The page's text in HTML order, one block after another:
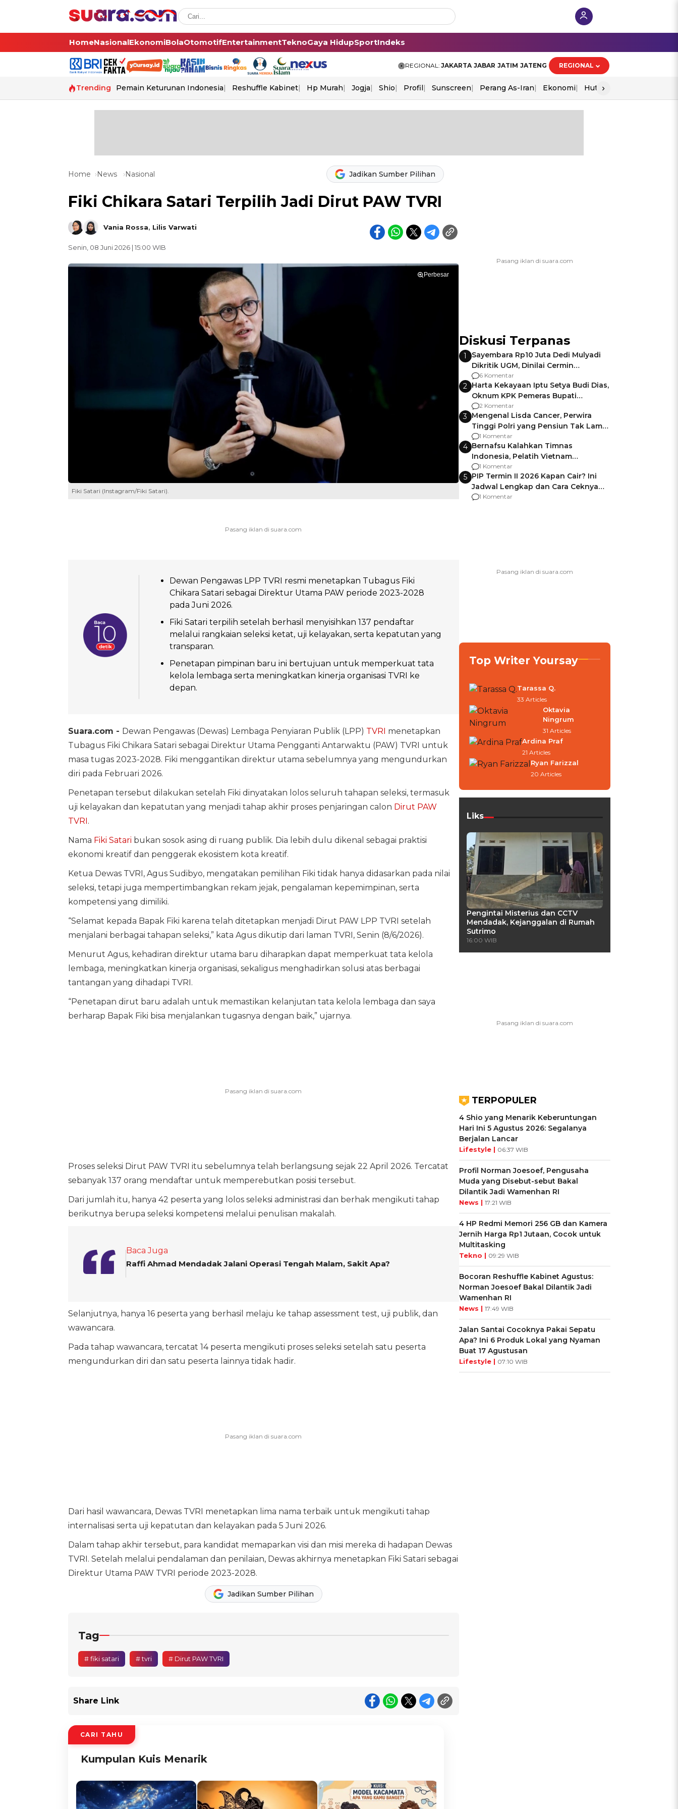
HomeNasionalEkonomiBolaOtomotifEntertainmentTeknoGaya HidupSportIndeks
REGIONAL: JAKARTA JABAR JATIM JATENG REGIONAL
Trending Pemain Keturunan Indonesia Reshuffle Kabinet Hp Murah Jogja Shio Profil Sunscreen Perang As-Iran Ekonomi Hut Ri
›
Home News Nasional Jadikan Sumber Pilihan
Fiki Chikara Satari Terpilih Jadi Dirut PAW TVRI
Vania Rossa, Lilis Varwati
Senin, 08 Juni 2026 | 15:00 WIB
Perbesar
Fiki Satari (Instagram/Fiki Satari).
Dewan Pengawas LPP TVRI resmi menetapkan Tubagus Fiki
Chikara Satari sebagai Direktur Utama PAW periode 2023-2028
pada Juni 2026.
Fiki Satari terpilih setelah berhasil menyisihkan 137 pendaftar
melalui rangkaian seleksi ketat, uji kelayakan, serta kepatutan yang
transparan.
Penetapan pimpinan baru ini bertujuan untuk memperkuat tata
kelola lembaga serta meningkatkan kinerja organisasi TVRI ke
depan.
Suara.com - Dewan Pengawas (Dewas) Lembaga Penyiaran Publik (LPP) TVRI menetapkan
Tubagus Fiki Chikara Satari sebagai Direktur Utama Pengganti Antarwaktu (PAW) TVRI untuk
masa tugas 2023-2028. Fiki menggantikan direktur utama sebelumnya yang mengundurkan
diri pada Februari 2026.
Penetapan tersebut dilakukan setelah Fiki dinyatakan lolos seluruh tahapan seleksi, termasuk
uji kelayakan dan kepatutan yang menjadi tahap akhir proses penjaringan calon Dirut PAW
TVRI.
Nama Fiki Satari bukan sosok asing di ruang publik. Dia lebih dulu dikenal sebagai praktisi
ekonomi kreatif dan penggerak ekosistem kota kreatif.
Ketua Dewas TVRI, Agus Sudibyo, mengatakan pemilihan Fiki tidak hanya didasarkan pada nilai
seleksi, tetapi juga mempertimbangkan rekam jejak, pengalaman kepemimpinan, serta
kompetensi yang dimiliki.
“Selamat kepada Bapak Fiki karena telah ditetapkan menjadi Dirut PAW LPP TVRI setelah
menjalani berbagai tahapan seleksi,” kata Agus dikutip dari laman TVRI, Senin (8/6/2026).
Menurut Agus, kehadiran direktur utama baru diharapkan dapat memperkuat tata kelola
lembaga, meningkatkan kinerja organisasi, sekaligus menghadirkan solusi atas berbagai
tantangan yang dihadapi TVRI.
“Penetapan dirut baru adalah untuk memastikan kelanjutan tata kelola lembaga dan saya
berharap Bapak Fiki bisa menjalankan tugasnya dengan baik,” ujarnya.
Proses seleksi Dirut PAW TVRI itu sebelumnya telah berlangsung sejak 22 April 2026. Tercatat
sebanyak 137 orang mendaftar untuk memperebutkan posisi tersebut.
Dari jumlah itu, hanya 42 peserta yang lolos seleksi administrasi dan berhak mengikuti tahap
berikutnya berupa seleksi kompetensi melalui penulisan makalah.
Baca Juga
Raffi Ahmad Mendadak Jalani Operasi Tengah Malam, Sakit Apa?
Selanjutnya, hanya 16 peserta yang berhasil melaju ke tahap assessment test, uji publik, dan
wawancara.
Pada tahap wawancara, tercatat 14 peserta mengikuti proses seleksi setelah satu peserta
mengundurkan diri dan satu peserta lainnya tidak hadir.
Dari hasil wawancara, Dewas TVRI menetapkan lima nama terbaik untuk mengikuti tahap
internalisasi serta uji kepatutan dan kelayakan pada 5 Juni 2026.
Dalam tahap akhir tersebut, para kandidat memaparkan visi dan misi mereka di hadapan Dewas
TVRI. Setelah melalui pendalaman dan penilaian, Dewas akhirnya menetapkan Fiki Satari sebagai
Direktur Utama PAW TVRI periode 2023-2028.
Jadikan Sumber Pilihan
Tag
# fiki satari # tvri # Dirut PAW TVRI
Share Link
CARI TAHU
Kumpulan Kuis Menarik
Diskusi Terpanas
1
Sayembara Rp10 Juta Dedi Mulyadi
Dikritik UGM, Dinilai Cermin
Gagalnya Negara Jamin Keamanan
6 Komentar
2 Harta Kekayaan Iptu Setya Budi Dias,
Oknum KPK Pemeras Bupati
Pemalang
2 Komentar
3 Mengenal Lisda Cancer, Perwira
Tinggi Polri yang Pensiun Tak Lama
Usai Jadi Brigjen
1 Komentar
4 Bernafsu Kalahkan Timnas
Indonesia, Pelatih Vietnam
Berencana Pakai Jimat di Pakansari
1 Komentar
5 PIP Termin II 2026 Kapan Cair? Ini
Jadwal Lengkap dan Cara Ceknya
agar Dana Tidak Hangus!
1 Komentar
Top Writer Yoursay
Tarassa Q.
33 Articles
Oktavia
Ningrum
31 Articles
Ardina Praf
21 Articles
Ryan Farizzal
20 Articles
Liks
Pengintai Misterius dan CCTV
Mendadak, Kejanggalan di Rumah
Sutrimo
16:00 WIB
TERPOPULER
4 Shio yang Menarik Keberuntungan
Hari Ini 5 Agustus 2026: Segalanya
Berjalan Lancar
Lifestyle | 06:37 WIB
Profil Norman Joesoef, Pengusaha
Muda yang Disebut-sebut Bakal
Dilantik Jadi Wamenhan RI
News | 17:21 WIB
4 HP Redmi Memori 256 GB dan Kamera
Jernih Harga Rp1 Jutaan, Cocok untuk
Multitasking
Tekno | 09:29 WIB
Bocoran Reshuffle Kabinet Agustus:
Norman Joesoef Bakal Dilantik Jadi
Wamenhan RI
News | 17:49 WIB
Jalan Santai Cocoknya Pakai Sepatu
Apa? Ini 6 Produk Lokal yang Nyaman
Buat 17 Agustusan
Lifestyle | 07:10 WIB